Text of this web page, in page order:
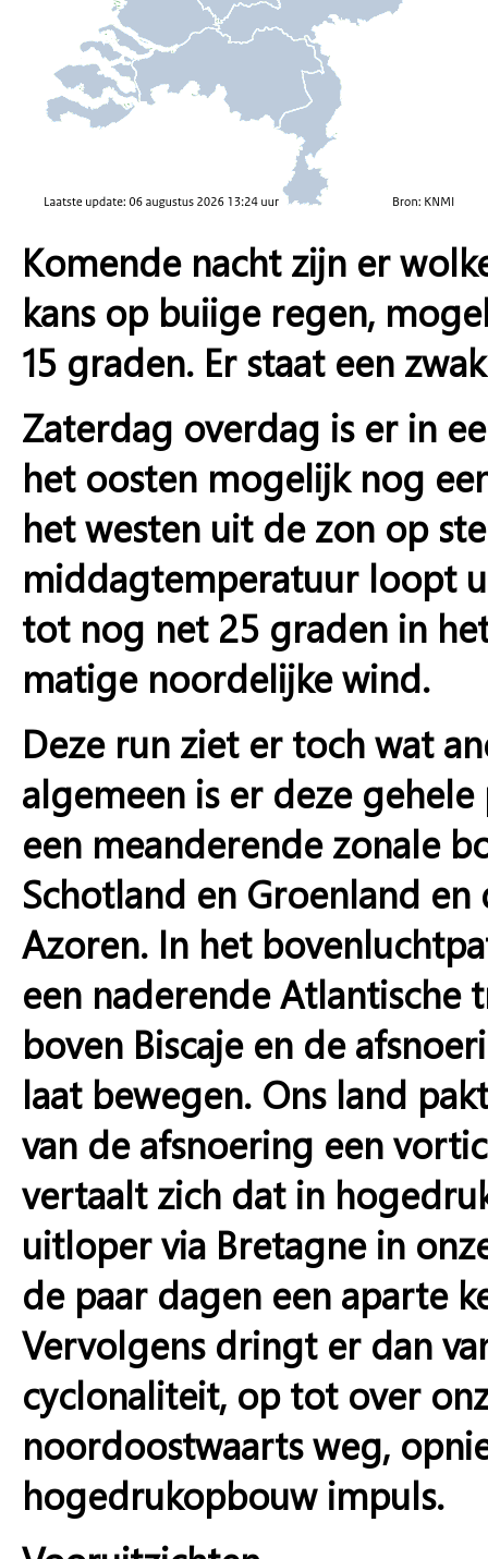
Komende nacht zijn er
kans op buiige regen,
15 graden. Er staat een
Zaterdag overdag is er in
het oosten mogelijk nog
het westen uit de zon op
middagtemperatuur loopt
tot nog net 25 graden in
matige noordelijke wind.
Deze run ziet er toch wat
algemeen is er deze
een meanderende zonale
Schotland en Groenland
Azoren. In het
een naderende Atlantische
boven Biscaje en de
laat bewegen. Ons land
van de afsnoering een
vertaalt zich dat in
uitloper via Bretagne in
de paar dagen een aparte
Vervolgens dringt er dan
cyclonaliteit, op tot over
noordoostwaarts weg,
hogedrukopbouw impuls.